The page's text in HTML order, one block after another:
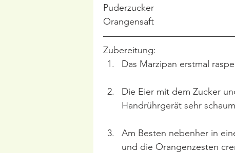
Puderzucker
Orangensaft
Zubereitung:
Das Marzipan erstmal
Die Eier mit dem Zucker
Handrührgerät sehr
Am Besten nebenher in
und die Orangenzesten